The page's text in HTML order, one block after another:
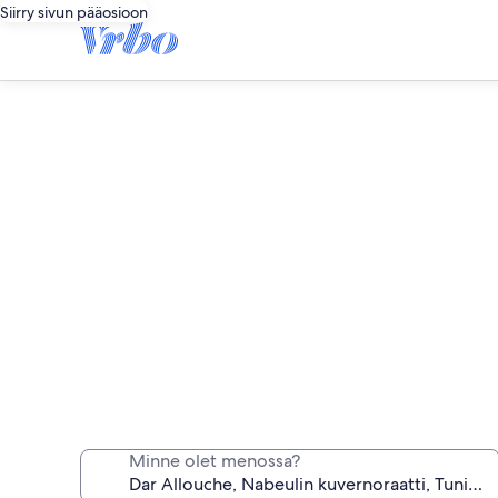
Siirry sivun pääosioon
Majoitu viikoksi, kuukaudeksi tai
Minne olet menossa?